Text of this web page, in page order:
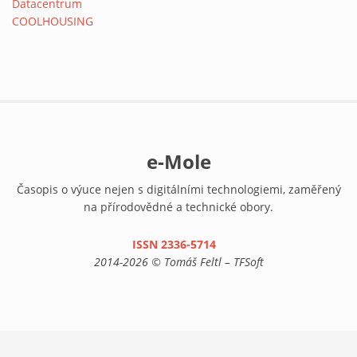
e-Mole
Časopis o výuce nejen s digitálními technologiemi, zaměřený
na přírodovědné a technické obory.
ISSN 2336-5714(link is external)
2014-2026 © Tomáš Feltl – TFSoft